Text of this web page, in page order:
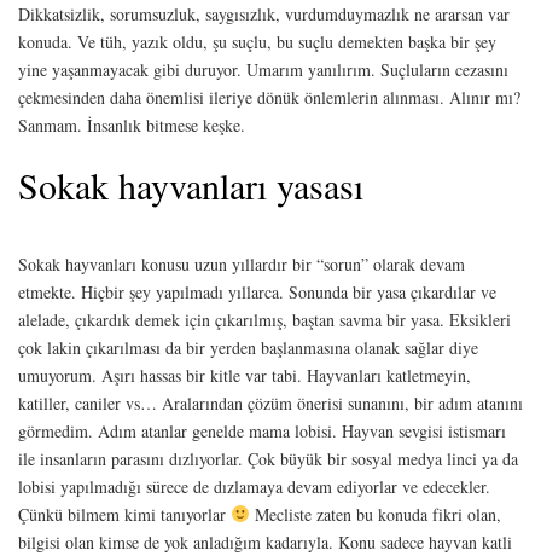
Dikkatsizlik, sorumsuzluk, saygısızlık, vurdumduymazlık ne ararsan var
konuda. Ve tüh, yazık oldu, şu suçlu, bu suçlu demekten başka bir şey
yine yaşanmayacak gibi duruyor. Umarım yanılırım. Suçluların cezasını
çekmesinden daha önemlisi ileriye dönük önlemlerin alınması. Alınır mı?
Sanmam. İnsanlık bitmese keşke.
Sokak hayvanları yasası
Sokak hayvanları konusu uzun yıllardır bir “sorun” olarak devam
etmekte. Hiçbir şey yapılmadı yıllarca. Sonunda bir yasa çıkardılar ve
alelade, çıkardık demek için çıkarılmış, baştan savma bir yasa. Eksikleri
çok lakin çıkarılması da bir yerden başlanmasına olanak sağlar diye
umuyorum. Aşırı hassas bir kitle var tabi. Hayvanları katletmeyin,
katiller, caniler vs… Aralarından çözüm önerisi sunanını, bir adım atanını
görmedim. Adım atanlar genelde mama lobisi. Hayvan sevgisi istismarı
ile insanların parasını dızlıyorlar. Çok büyük bir sosyal medya linci ya da
lobisi yapılmadığı sürece de dızlamaya devam ediyorlar ve edecekler.
Çünkü bilmem kimi tanıyorlar
Mecliste zaten bu konuda fikri olan,
bilgisi olan kimse de yok anladığım kadarıyla. Konu sadece hayvan katli